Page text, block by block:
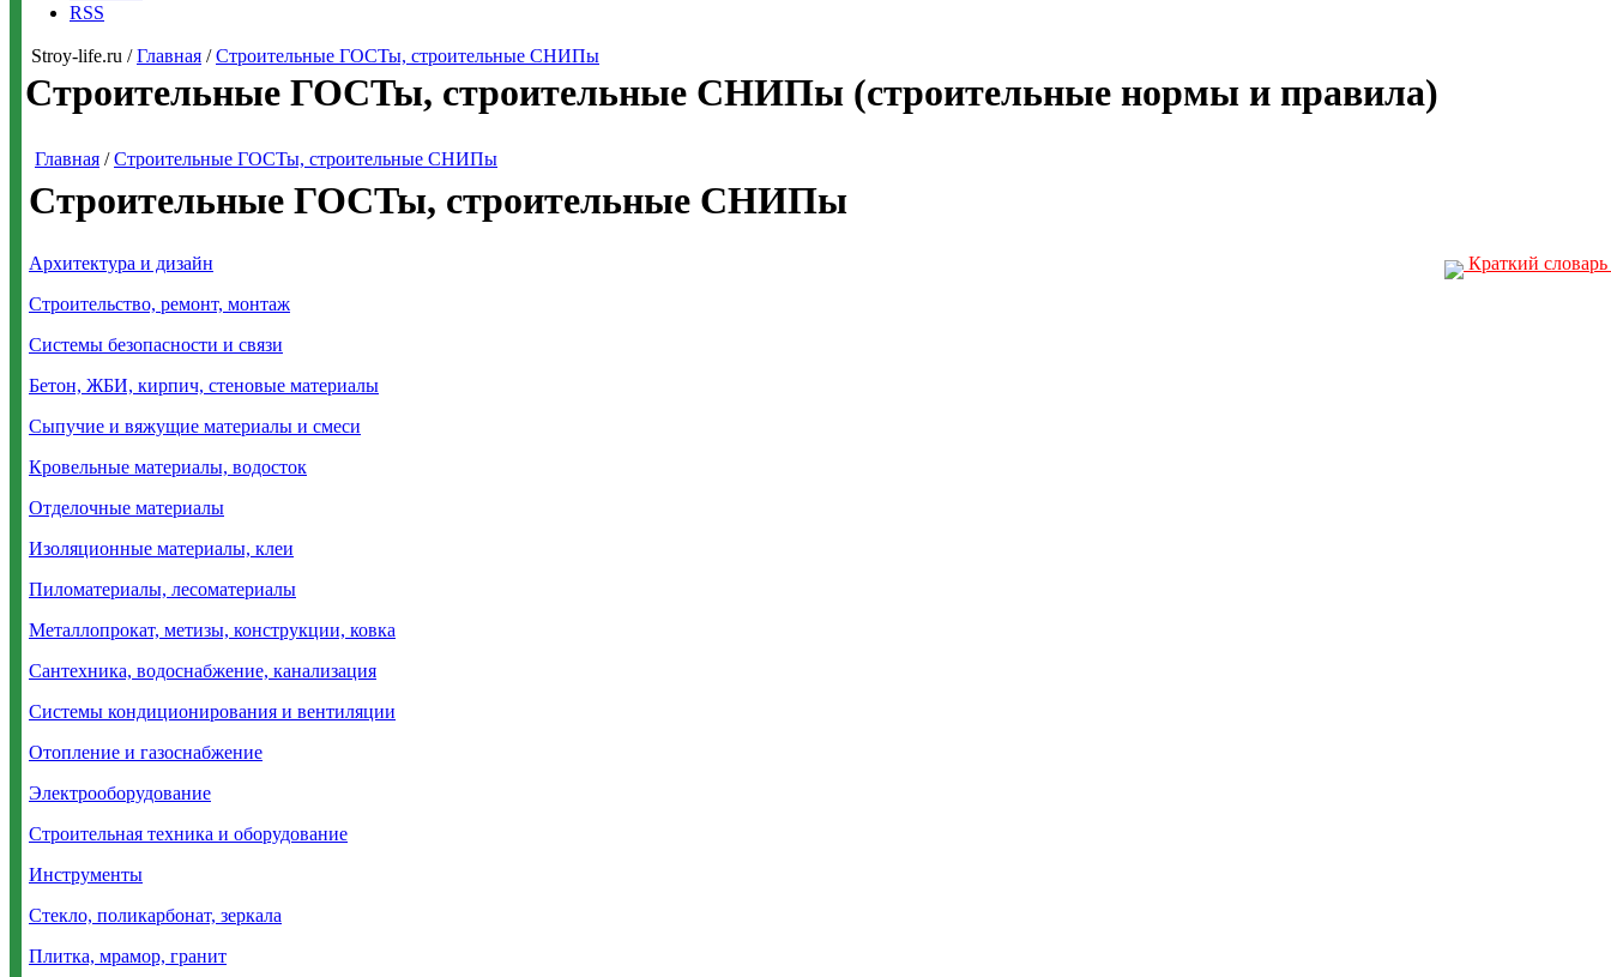
RSS
Stroy-life.ru /Главная /Строительные ГОСТы, строительные СНИПы
Строительные ГОСТы, строительные СНИПы (строительные нормы и правила)
Главная /Строительные ГОСТы, строительные СНИПы
Строительные ГОСТы, строительные СНИПы
Архитектура и дизайн
Строительство, ремонт, монтаж
Системы безопасности и связи
Бетон, ЖБИ, кирпич, стеновые материалы
Сыпучие и вяжущие материалы и смеси
Кровельные материалы, водосток
Отделочные материалы
Изоляционные материалы, клеи
Пиломатериалы, лесоматериалы
Металлопрокат, метизы, конструкции, ковка
Сантехника, водоснабжение, канализация
Системы кондиционирования и вентиляции
Отопление и газоснабжение
Электрооборудование
Строительная техника и оборудование
Инструменты
Стекло, поликарбонат, зеркала
Плитка, мрамор, гранит
Краткий словарь